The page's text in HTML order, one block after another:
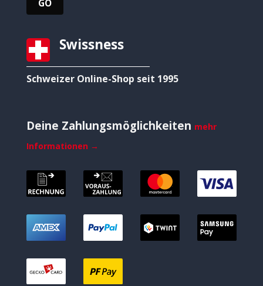
Swissness
Schweizer Online-Shop seit 1995
Deine Zahlungsmöglichkeiten mehr
Informationen →